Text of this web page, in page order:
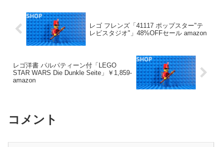
レゴ フレンズ「41117 ポップスター"テ
レビスタジオ"」48%OFFセール amazon
レゴ洋書 パルパティーン付「LEGO
STAR WARS Die Dunkle Seite」￥1,859-
amazon
コメント